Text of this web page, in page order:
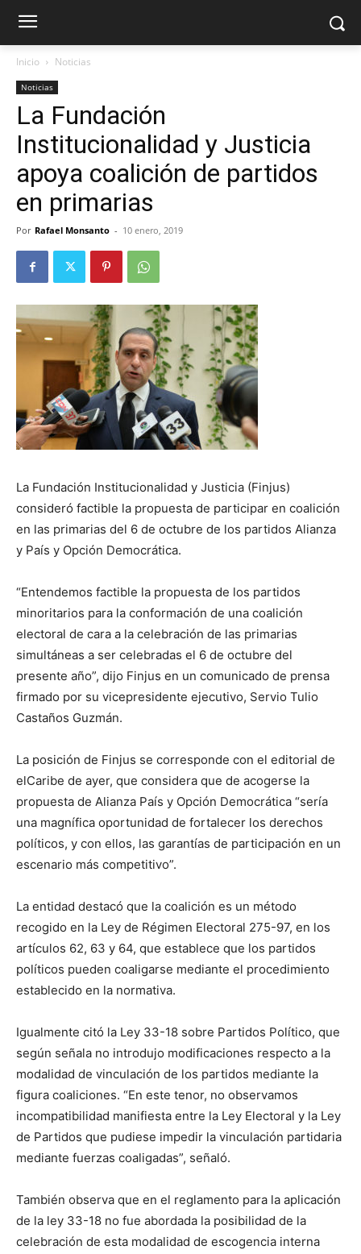
Inicio Noticias
Noticias
La Fundación
Institucionalidad y Justicia
apoya coalición de partidos
en primarias
Por Rafael Monsanto - 10 enero, 2019
La Fundación Institucionalidad y Justicia (Finjus)
consideró factible la propuesta de participar en coalición
en las primarias del 6 de octubre de los partidos Alianza
y País y Opción Democrática.
“Entendemos factible la propuesta de los partidos
minoritarios para la conformación de una coalición
electoral de cara a la celebración de las primarias
simultáneas a ser celebradas el 6 de octubre del
presente año”, dijo Finjus en un comunicado de prensa
firmado por su vicepresidente ejecutivo, Servio Tulio
Castaños Guzmán.
La posición de Finjus se corresponde con el editorial de
elCaribe de ayer, que considera que de acogerse la
propuesta de Alianza País y Opción Democrática “sería
una magnífica oportunidad de fortalecer los derechos
políticos, y con ellos, las garantías de participación en un
escenario más competitivo”.
La entidad destacó que la coalición es un método
recogido en la Ley de Régimen Electoral 275-97, en los
artículos 62, 63 y 64, que establece que los partidos
políticos pueden coaligarse mediante el procedimiento
establecido en la normativa.
Igualmente citó la Ley 33-18 sobre Partidos Político, que
según señala no introdujo modificaciones respecto a la
modalidad de vinculación de los partidos mediante la
figura coaliciones. “En este tenor, no observamos
incompatibilidad manifiesta entre la Ley Electoral y la Ley
de Partidos que pudiese impedir la vinculación partidaria
mediante fuerzas coaligadas”, señaló.
También observa que en el reglamento para la aplicación
de la ley 33-18 no fue abordada la posibilidad de la
celebración de esta modalidad de escogencia interna